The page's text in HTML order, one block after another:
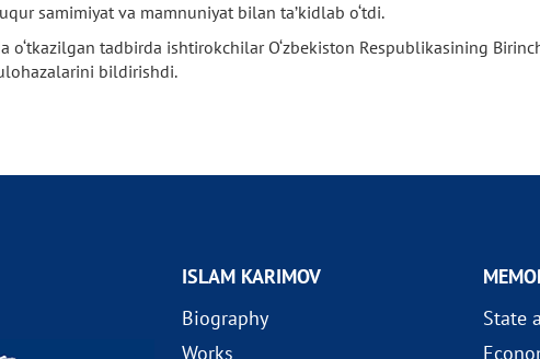
samimiyat va mamnuniyat bilan ta’kidlab o‘tdi.
o‘tkazilgan tadbirda ishtirokchilar O‘zbekiston Respublikasining
bildirishdi.
ISLAM KARIMOV
Biography
Works
State